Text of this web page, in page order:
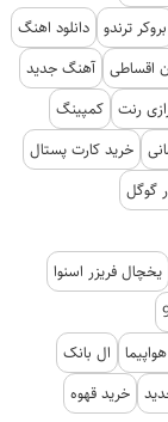
بروکر ترندو دانلود اهنگ
اقساطی آهنگ جدید
رنت کمپینگ
خرید کارت پستال
گوگل
یخچال فریزر اسنوا
ال بانک
خرید قهوه